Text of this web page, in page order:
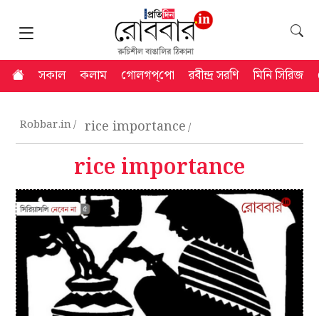
সকাল কলাম গোলগপ্‌পো রবীন্দ্র সরণি মিনি সিরিজ
Robbar.in rice importance
rice importance